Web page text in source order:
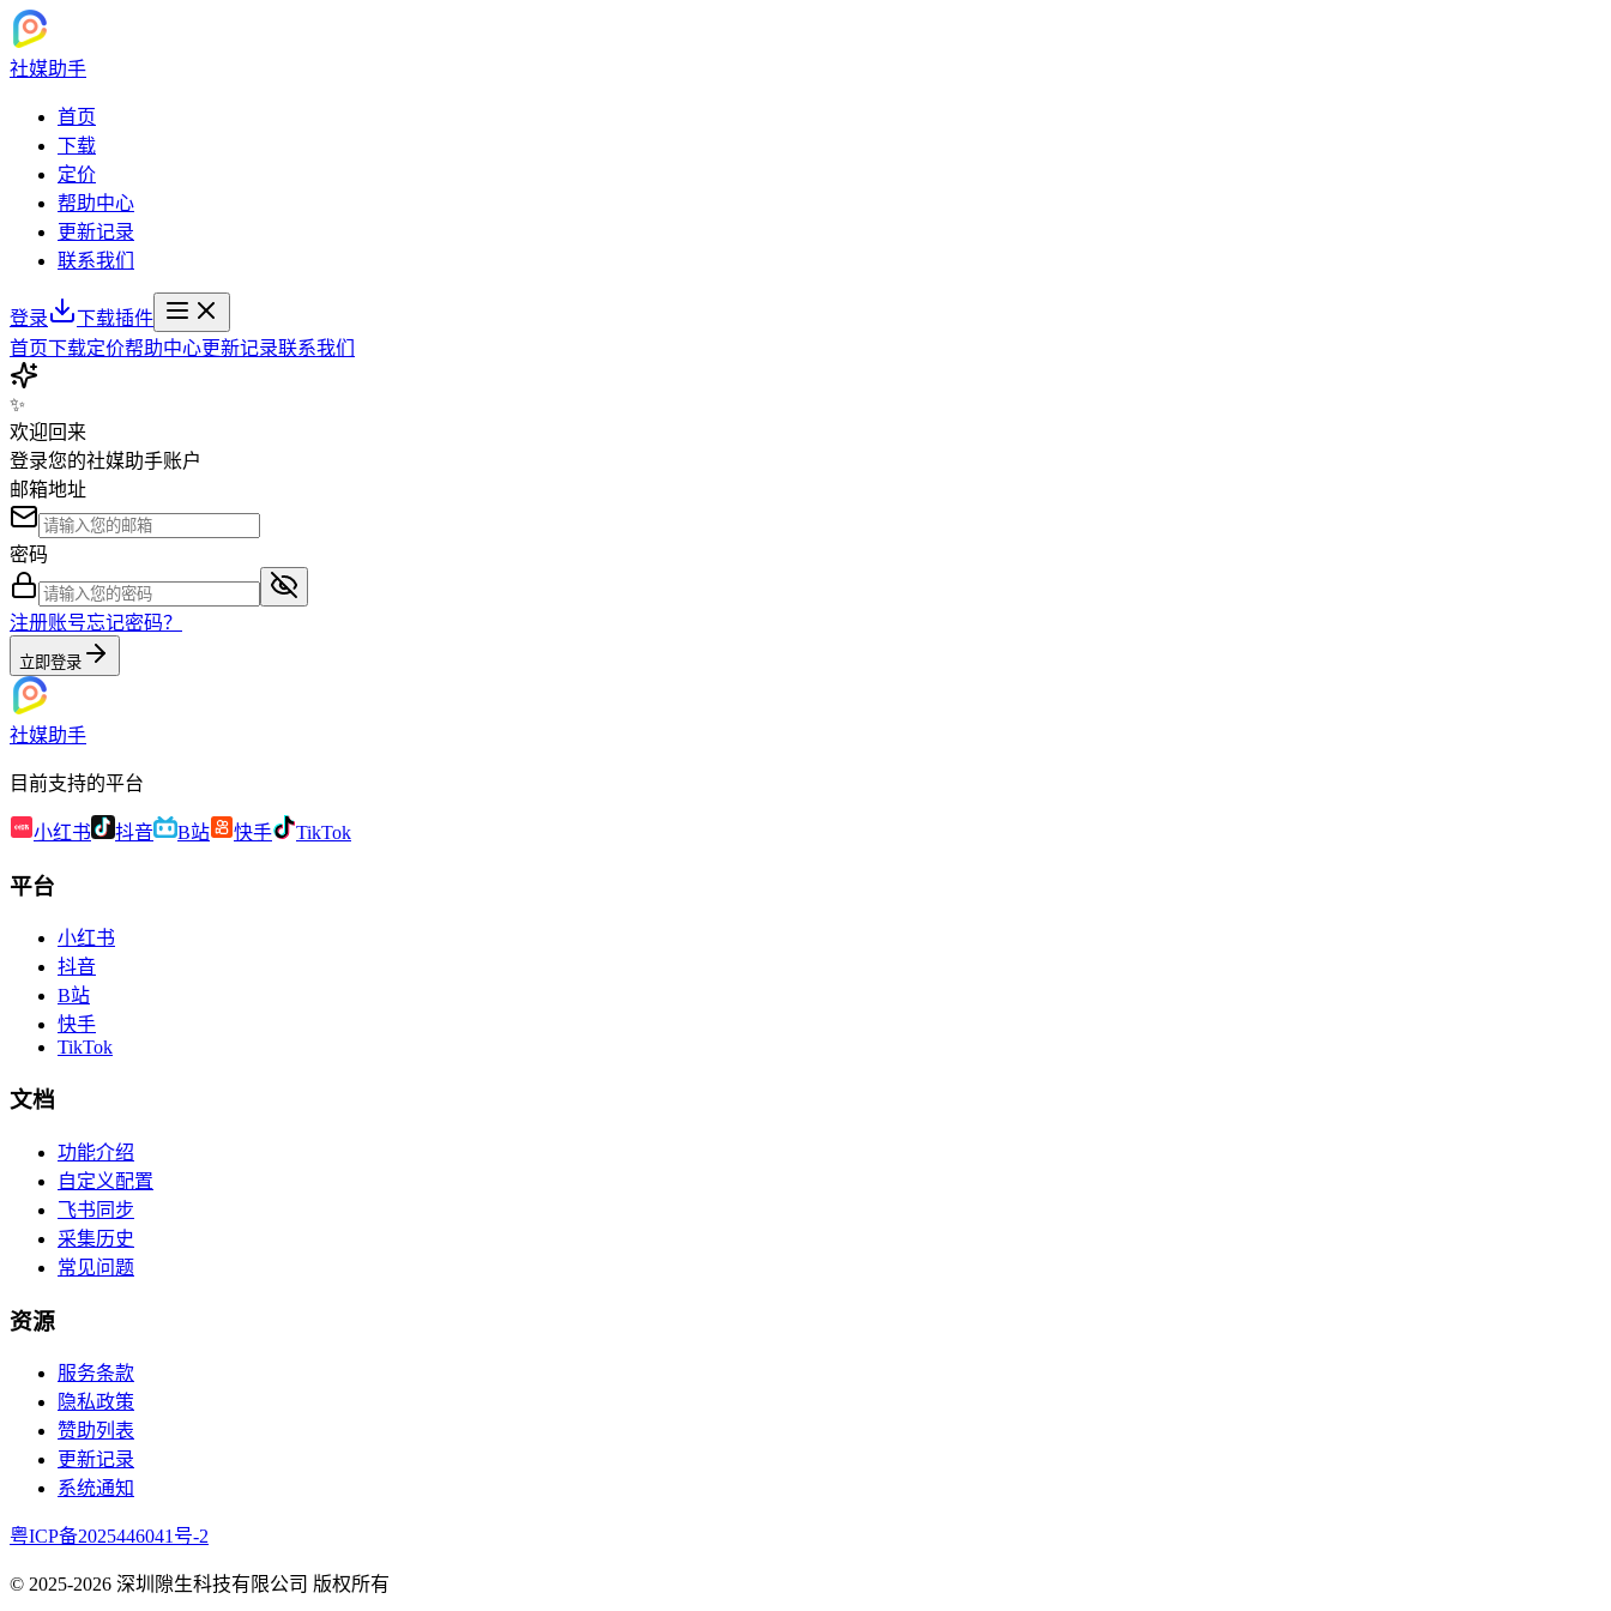
社媒助手
首页
下载
定价
帮助中心
更新记录
联系我们
登录
下载插件
首页下载定价帮助中心更新记录联系我们
✨
欢迎回来
登录您的社媒助手账户
邮箱地址
密码
注册账号忘记密码？
立即登录
社媒助手
目前支持的平台
小红书 抖音 B站 快手 TikTok
平台
小红书
抖音
B站
快手
TikTok
文档
功能介绍
自定义配置
飞书同步
采集历史
常见问题
资源
服务条款
隐私政策
赞助列表
更新记录
系统通知
粤ICP备2025446041号-2
© 2025-2026 深圳隙生科技有限公司 版权所有